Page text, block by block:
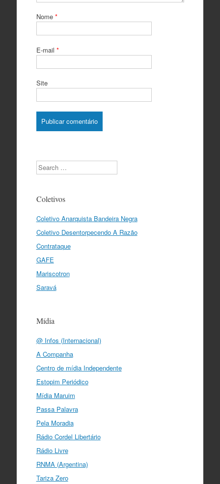
Nome *
E-mail *
Site
Search
Coletivos
Coletivo Anarquista Bandeira Negra
Coletivo Desentorpecendo A Razão
Contrataque
GAFE
Mariscotron
Saravá
Mídia
@ Infos (Internacional)
A Companha
Centro de mídia Independente
Estopim Periódico
Mídia Maruim
Passa Palavra
Pela Moradia
Rádio Cordel Libertário
Rádio Livre
RNMA (Argentina)
Tariza Zero